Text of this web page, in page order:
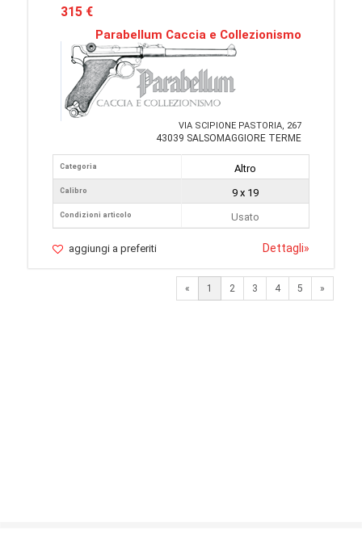
315 €
Parabellum Caccia e Collezionismo
VIA SCIPIONE PASTORIA, 267
43039 SALSOMAGGIORE TERME
Categoria
Calibro
Condizioni articolo
Altro
9 x 19
Usato
aggiungi a preferiti Dettagli»
« 1 2 3 4 5 »